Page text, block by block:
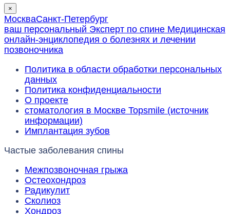
×
МоскваСанкт-Петербург
ваш персональный Эксперт по спине Медицинская
онлайн-энциклопедия о болезнях и лечении
позвоночника
Политика в области обработки персональных
данных
Политика конфиденциальности
О проекте
стоматология в Москве Topsmile (источник
информации)
Имплантация зубов
Частые заболевания спины
Межпозвоночная грыжа
Остеохондроз
Радикулит
Сколиоз
Хондроз